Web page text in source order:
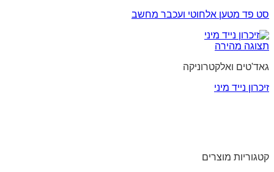
סט פד מטען אלחוטי ועכבר מחשב
תצוגה מהירה
גאד'טים ואלקטרוניקה
זיכרון נייד מיני
קטגוריות מוצרים